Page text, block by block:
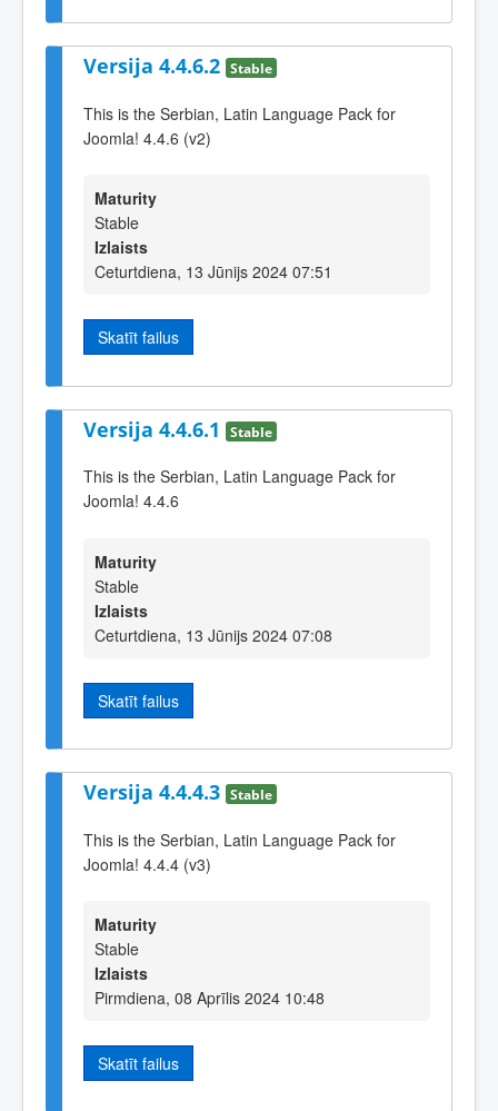
Versija 4.4.6.2 Stable
This is the Serbian, Latin Language Pack for
Joomla! 4.4.6 (v2)
Maturity
Stable
Izlaists
Ceturtdiena, 13 Jūnijs 2024 07:51
Skatīt failus
Versija 4.4.6.1 Stable
This is the Serbian, Latin Language Pack for
Joomla! 4.4.6
Maturity
Stable
Izlaists
Ceturtdiena, 13 Jūnijs 2024 07:08
Skatīt failus
Versija 4.4.4.3 Stable
This is the Serbian, Latin Language Pack for
Joomla! 4.4.4 (v3)
Maturity
Stable
Izlaists
Pirmdiena, 08 Aprīlis 2024 10:48
Skatīt failus